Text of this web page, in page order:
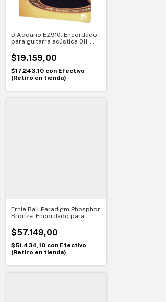
D'Addario EZ910. Encordado
para guitarra acústica 011-
$19.159,00
$17.243,10 con Efectivo
(Retiro en tienda)
Ernie Ball Paradigm Phosphor
Bronze. Encordado para
duración y tono Earthwood
$57.149,00
$51.434,10 con Efectivo
(Retiro en tienda)